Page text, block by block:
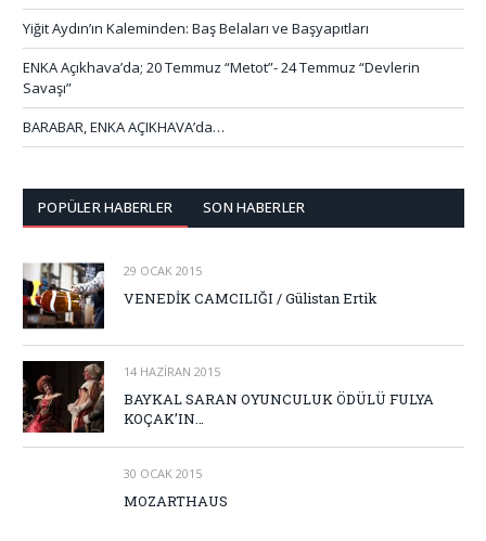
Yiğit Aydın’ın Kaleminden: Baş Belaları ve Başyapıtları
ENKA Açıkhava’da; 20 Temmuz “Metot”- 24 Temmuz “Devlerin
Savaşı”
BARABAR, ENKA AÇIKHAVA’da…
POPÜLER HABERLER SON HABERLER
29 OCAK 2015
VENEDİK CAMCILIĞI / Gülistan Ertik
14 HAZIRAN 2015
BAYKAL SARAN OYUNCULUK ÖDÜLÜ FULYA
KOÇAK’IN…
30 OCAK 2015
MOZARTHAUS